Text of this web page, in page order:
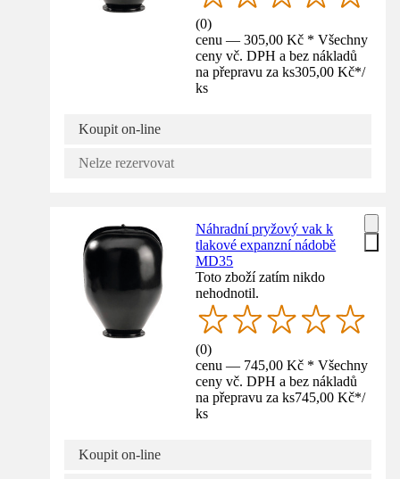
(0)
cenu — 305,00 Kč * Všechny
ceny vč. DPH a bez nákladů
na přepravu za ks305,00 Kč*/
ks
Koupit on-line
Nelze rezervovat
Náhradní pryžový vak k
tlakové expanzní nádobě
MD35
Toto zboží zatím nikdo
nehodnotil.
(0)
cenu — 745,00 Kč * Všechny
ceny vč. DPH a bez nákladů
na přepravu za ks745,00 Kč*/
ks
Koupit on-line